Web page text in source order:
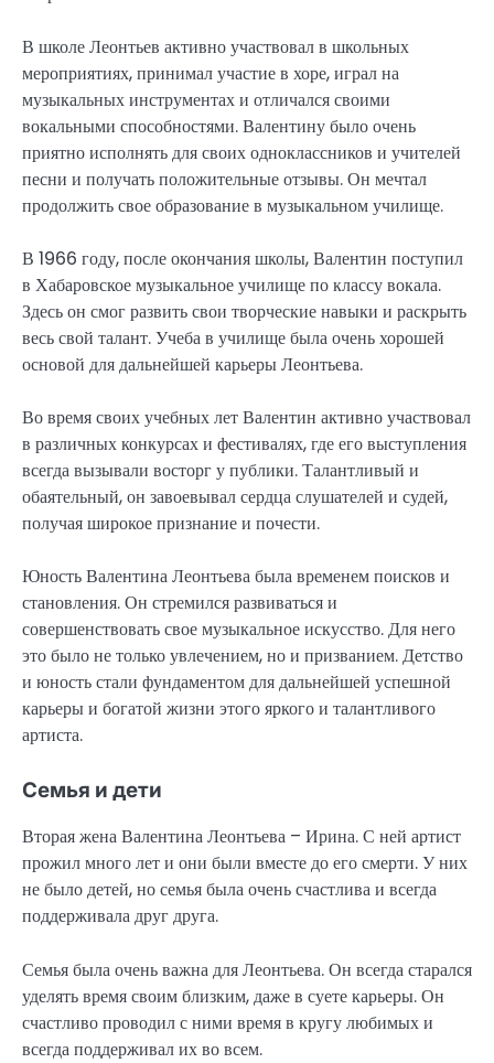
В школе Леонтьев активно участвовал в школьных
мероприятиях, принимал участие в хоре, играл на
музыкальных инструментах и отличался своими
вокальными способностями. Валентину было очень
приятно исполнять для своих одноклассников и учителей
песни и получать положительные отзывы. Он мечтал
продолжить свое образование в музыкальном училище.
В 1966 году, после окончания школы, Валентин поступил
в Хабаровское музыкальное училище по классу вокала.
Здесь он смог развить свои творческие навыки и раскрыть
весь свой талант. Учеба в училище была очень хорошей
основой для дальнейшей карьеры Леонтьева.
Во время своих учебных лет Валентин активно участвовал
в различных конкурсах и фестивалях, где его выступления
всегда вызывали восторг у публики. Талантливый и
обаятельный, он завоевывал сердца слушателей и судей,
получая широкое признание и почести.
Юность Валентина Леонтьева была временем поисков и
становления. Он стремился развиваться и
совершенствовать свое музыкальное искусство. Для него
это было не только увлечением, но и призванием. Детство
и юность стали фундаментом для дальнейшей успешной
карьеры и богатой жизни этого яркого и талантливого
артиста.
Семья и дети
Вторая жена Валентина Леонтьева – Ирина. С ней артист
прожил много лет и они были вместе до его смерти. У них
не было детей, но семья была очень счастлива и всегда
поддерживала друг друга.
Семья была очень важна для Леонтьева. Он всегда старался
уделять время своим близким, даже в суете карьеры. Он
счастливо проводил с ними время в кругу любимых и
всегда поддерживал их во всем.